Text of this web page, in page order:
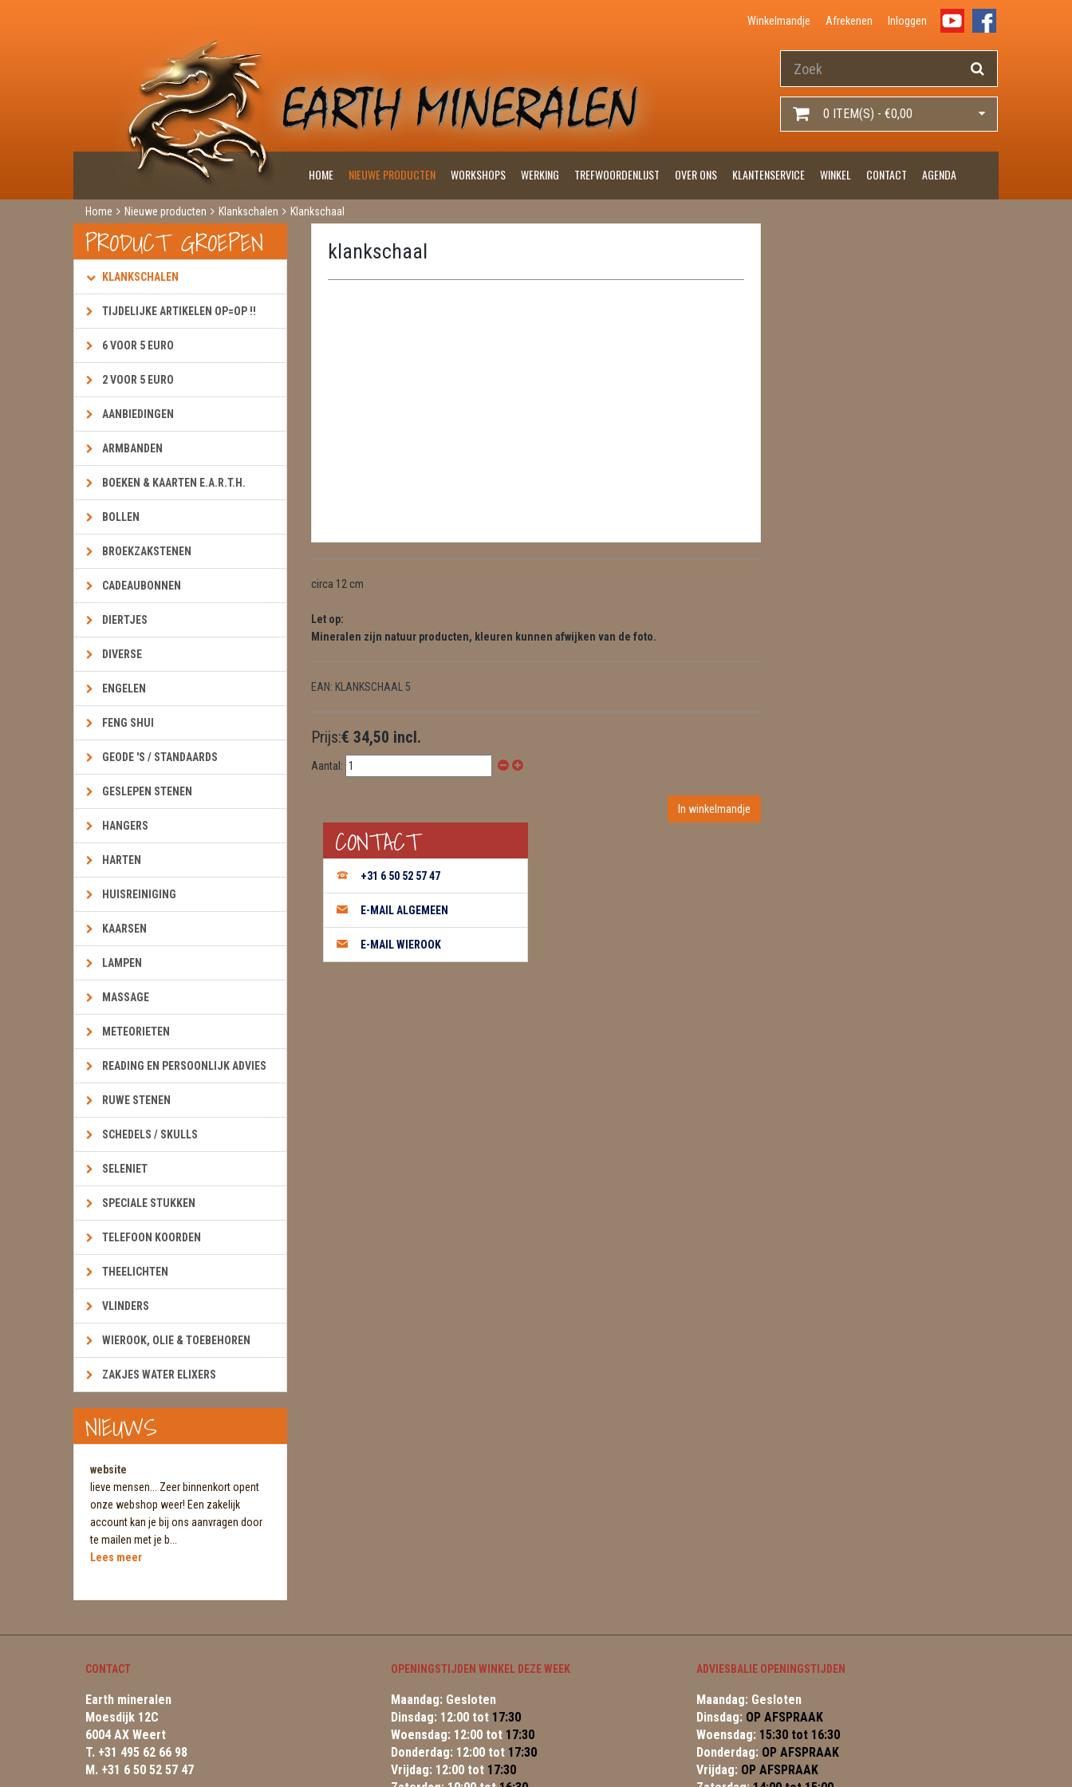
Winkelmandje Afrekenen Inloggen
0 ITEM(S) - €0,00
HOME NIEUWE PRODUCTEN WORKSHOPS WERKING TREFWOORDENLIJST OVER ONS KLANTENSERVICE WINKEL CONTACT AGENDA
Home Nieuwe producten Klankschalen Klankschaal
PRODUCT GROEPEN
KLANKSCHALEN
TIJDELIJKE ARTIKELEN OP=OP !!
6 VOOR 5 EURO
2 VOOR 5 EURO
AANBIEDINGEN
ARMBANDEN
BOEKEN & KAARTEN E.A.R.T.H.
BOLLEN
BROEKZAKSTENEN
CADEAUBONNEN
DIERTJES
DIVERSE
ENGELEN
FENG SHUI
GEODE 'S / STANDAARDS
GESLEPEN STENEN
HANGERS
HARTEN
HUISREINIGING
KAARSEN
LAMPEN
MASSAGE
METEORIETEN
READING EN PERSOONLIJK ADVIES
RUWE STENEN
SCHEDELS / SKULLS
SELENIET
SPECIALE STUKKEN
TELEFOON KOORDEN
THEELICHTEN
VLINDERS
WIEROOK, OLIE & TOEBEHOREN
ZAKJES WATER ELIXERS
NIEUWS
website
lieve mensen... Zeer binnenkort opent
onze webshop weer! Een zakelijk
account kan je bij ons aanvragen door
te mailen met je b...
Lees meer
klankschaal
circa 12 cm
Let op:
Mineralen zijn natuur producten, kleuren kunnen afwijken van de foto.
EAN: KLANKSCHAAL 5
Prijs:€ 34,50 incl.
Aantal:
CONTACT
+31 6 50 52 57 47
E-MAIL ALGEMEEN
E-MAIL WIEROOK
CONTACT
Earth mineralen
Moesdijk 12C
6004 AX Weert
T. +31 495 62 66 98
M. +31 6 50 52 57 47
OPENINGSTIJDEN WINKEL DEZE WEEK
Maandag: Gesloten
Dinsdag: 12:00 tot 17:30
Woensdag: 12:00 tot 17:30
Donderdag: 12:00 tot 17:30
Vrijdag: 12:00 tot 17:30
ADVIESBALIE OPENINGSTIJDEN
Maandag: Gesloten
Dinsdag: OP AFSPRAAK
Woensdag: 15:30 tot 16:30
Donderdag: OP AFSPRAAK
Vrijdag: OP AFSPRAAK